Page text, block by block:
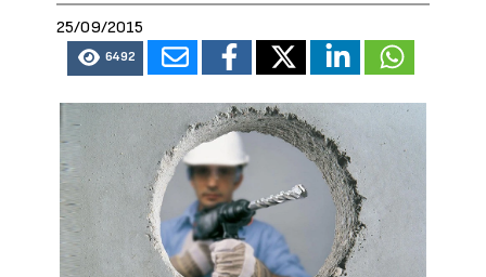
25/09/2015
6492